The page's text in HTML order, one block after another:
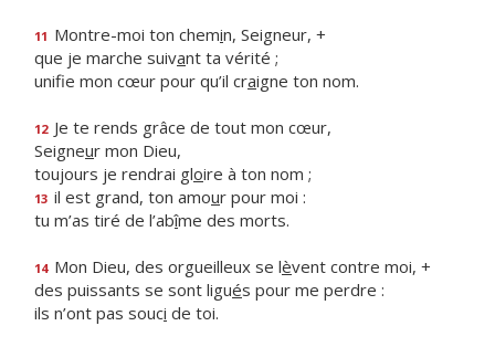
11 Montre-moi ton chemin, Seigneur, +
que je marche suivant ta vérité ;
unifie mon cœur pour qu’il craigne ton nom.
12 Je te rends grâce de tout mon cœur,
Seigneur mon Dieu,
toujours je rendrai gloire à ton nom ;
13 il est grand, ton amour pour moi :
tu m’as tiré de l’abîme des morts.
14 Mon Dieu, des orgueilleux se lèvent contre moi, +
des puissants se sont ligués pour me perdre :
ils n’ont pas souci de toi.